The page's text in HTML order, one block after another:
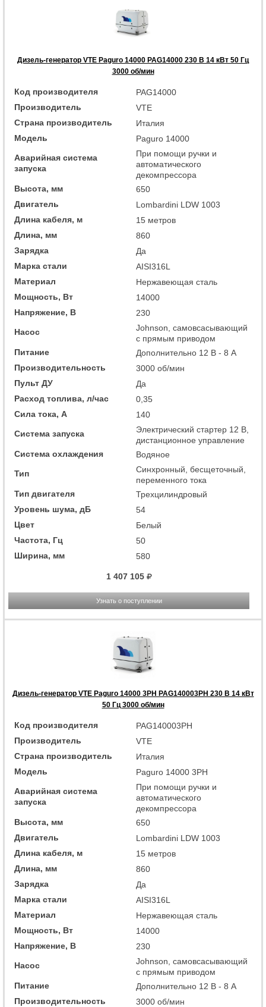
Дизель-генератор VTE Paguro 14000 PAG14000 230 В 14 кВт 50 Гц
3000 об/мин
Код производителя
PAG14000
Производитель
VTE
Страна производитель
Италия
Модель
Paguro 14000
Аварийная система
запуска
При помощи ручки и
автоматического
декомпрессора
Высота, мм
650
Двигатель
Lombardini LDW 1003
Длина кабеля, м
15 метров
Длина, мм
860
Зарядка
Да
Марка стали
AISI316L
Материал
Нержавеющая сталь
Мощность, Вт
14000
Напряжение, В
230
Насос
Johnson, самовсасывающий
с прямым приводом
Питание
Дополнительно 12 В - 8 А
Производительность
3000 об/мин
Пульт ДУ
Да
Расход топлива, л/час
0,35
Сила тока, А
140
Система запуска
Электрический стартер 12 В,
дистанционное управление
Система охлаждения
Водяное
Тип
Синхронный, бесщеточный,
переменного тока
Тип двигателя
Трехцилиндровый
Уровень шума, дБ
54
Цвет
Белый
Частота, Гц
50
Ширина, мм
580
1 407 105
Узнать о поступлении
Дизель-генератор VTE Paguro 14000 3PH PAG140003PH 230 В 14 кВт
50 Гц 3000 об/мин
Код производителя
PAG140003PH
Производитель
VTE
Страна производитель
Италия
Модель
Paguro 14000 3PH
Аварийная система
запуска
При помощи ручки и
автоматического
декомпрессора
Высота, мм
650
Двигатель
Lombardini LDW 1003
Длина кабеля, м
15 метров
Длина, мм
860
Зарядка
Да
Марка стали
AISI316L
Материал
Нержавеющая сталь
Мощность, Вт
14000
Напряжение, В
230
Насос
Johnson, самовсасывающий
с прямым приводом
Питание
Дополнительно 12 В - 8 А
Производительность
3000 об/мин